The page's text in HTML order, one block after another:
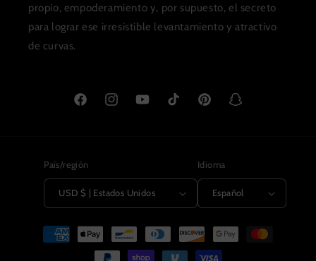
propio, empoderamiento y, por supuesto, el secreto
para lograr ese irresistible levantamiento y atractivo
de curvas.
FacebookInstagramYouTubeTikTok PinterestSnapchat
País/región
USD $ | Estados Unidos
Idioma
Español
Formas